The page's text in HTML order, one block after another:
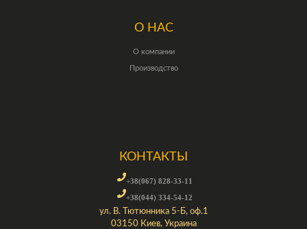
О НАС
О компании
Производство
КОНТАКТЫ
+38(067) 828-33-11
+38(044) 334-54-12
ул. В. Тютюнника 5-Б, оф.1
03150 Киев, Украина